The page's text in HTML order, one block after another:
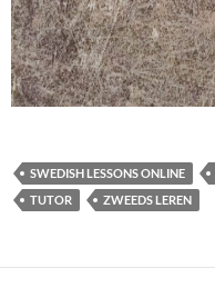
SWEDISH LESSONS ONLINE
TUTOR
ZWEEDS LEREN